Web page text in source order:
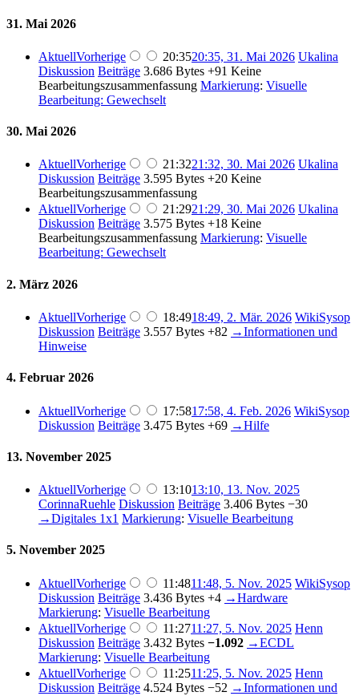
31. Mai 2026
AktuellVorherige 20:3520:35, 31. Mai 2026 Ukalina
Diskussion Beiträge 3.686 Bytes +91 Keine
Bearbeitungszusammenfassung Markierung: Visuelle
Bearbeitung: Gewechselt
30. Mai 2026
AktuellVorherige 21:3221:32, 30. Mai 2026 Ukalina
Diskussion Beiträge 3.595 Bytes +20 Keine
Bearbeitungszusammenfassung
AktuellVorherige 21:2921:29, 30. Mai 2026 Ukalina
Diskussion Beiträge 3.575 Bytes +18 Keine
Bearbeitungszusammenfassung Markierung: Visuelle
Bearbeitung: Gewechselt
2. März 2026
AktuellVorherige 18:4918:49, 2. Mär. 2026 WikiSysop
Diskussion Beiträge 3.557 Bytes +82 →Informationen und
Hinweise
4. Februar 2026
AktuellVorherige 17:5817:58, 4. Feb. 2026 WikiSysop
Diskussion Beiträge 3.475 Bytes +69 →Hilfe
13. November 2025
AktuellVorherige 13:1013:10, 13. Nov. 2025
CorinnaRuehle Diskussion Beiträge 3.406 Bytes −30
→Digitales 1x1 Markierung: Visuelle Bearbeitung
5. November 2025
AktuellVorherige 11:4811:48, 5. Nov. 2025 WikiSysop
Diskussion Beiträge 3.436 Bytes +4 →Hardware
Markierung: Visuelle Bearbeitung
AktuellVorherige 11:2711:27, 5. Nov. 2025 Henn
Diskussion Beiträge 3.432 Bytes −1.092 →ECDL
Markierung: Visuelle Bearbeitung
AktuellVorherige 11:2511:25, 5. Nov. 2025 Henn
Diskussion Beiträge 4.524 Bytes −52 →Informationen und